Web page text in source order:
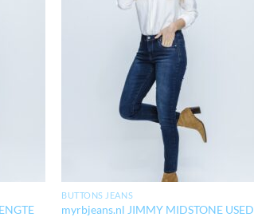
BUTTONS JEANS
myrbjeans.nl JIMMY MIDSTONE USED